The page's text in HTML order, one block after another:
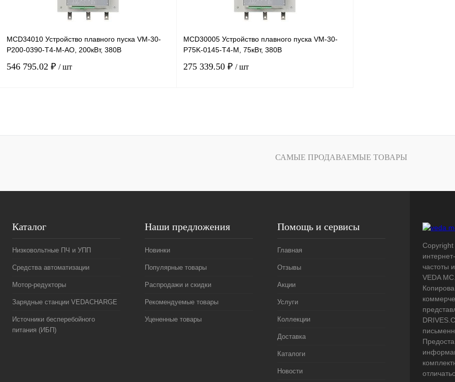
MCD34010 Устройство плавного пуска VM-30-
P200-0390-T4-M-AO, 200кВт, 380В
546 795.02 ₽ / шт
Купить в 1 клик Сравнение
MCD30005 Устройство плавного пуска VM-30-
P75K-0145-T4-M, 75кВт, 380В
275 339.50 ₽ / шт
Купить в 1 клик Сравнение
САМЫЕ ПРОДАВАЕМЫЕ ТОВАРЫ
Каталог
Низковольтные ПЧ и УПП
Средства автоматизации
Мотор-редукторы
Зарядные станции VEDACHARGE
Источники бесперебойного
питания (ИБП)
Наши предложения
Новинки
Популярные товары
Распродажи и скидки
Рекомендуемые товары
Уцененные товары
Помощь и сервисы
Главная
Отзывы
Акции
Услуги
Коллекции
Доставка
Каталоги
Новости
частоты
VEDA